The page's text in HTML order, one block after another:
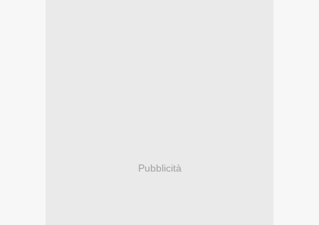
Pubblicità